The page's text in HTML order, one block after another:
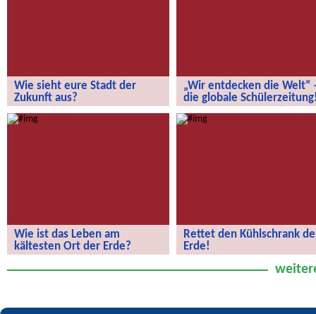
Wie sieht eure Stadt der
Zukunft aus?
Wie sieht eure Stadt der Zukunft aus?
„Wir entdecken die Welt“
die globale
„Wir entdecken die Welt“ – die
globale Schülerzeitung!
Wie ist das Leben am
kältesten Ort der Erde?
der Erde?
Rettet den Kühlschrank
Erde!